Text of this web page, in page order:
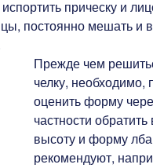
прическу и
постоянно мешать и
Прежде чем
челку, необходимо,
оценить форму
частности
высоту и форму
рекомендуют,